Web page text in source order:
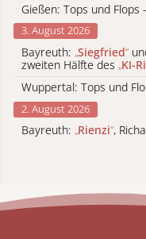
Gießen: Tops und Flops
3. August 2026
Bayreuth: „Siegfried“
zweiten Hälfte des „KI-
Wuppertal: Tops und
2. August 2026
Bayreuth: „Rienzi“,